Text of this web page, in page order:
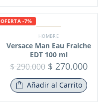
OFERTA -7%
HOMBRE
Versace Man Eau Fraiche
EDT 100 ml
$290.000 $ 270.000
Añadir al Carrito